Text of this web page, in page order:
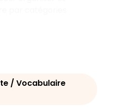
/ Vocabulaire